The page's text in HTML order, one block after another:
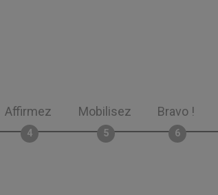
Affirmez Mobilisez Bravo !